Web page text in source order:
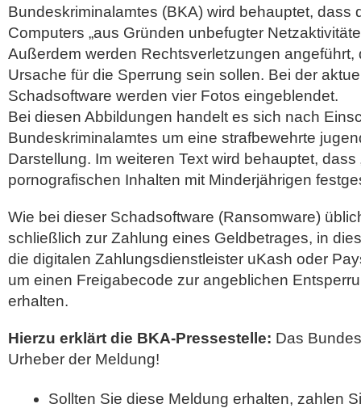
Bundeskriminalamtes (BKA) wird behauptet, dass
Computers „aus Gründen unbefugter
Außerdem werden Rechtsverletzungen angeführt,
Ursache für die Sperrung sein sollen. Bei der
Schadsoftware werden vier Fotos eingeblendet.
Bei diesen Abbildungen handelt es sich nach
Bundeskriminalamtes um eine strafbewehrte
Darstellung. Im weiteren Text wird behauptet,
pornografischen Inhalten mit Minderjährigen
Wie bei dieser Schadsoftware (Ransomware)
schließlich zur Zahlung eines Geldbetrages, in
die digitalen Zahlungsdienstleister uKash oder
um einen Freigabecode zur angeblichen
erhalten.
Hierzu erklärt die BKA-Pressestelle: Das
Urheber der Meldung!
Sollten Sie diese Meldung erhalten, zahlen